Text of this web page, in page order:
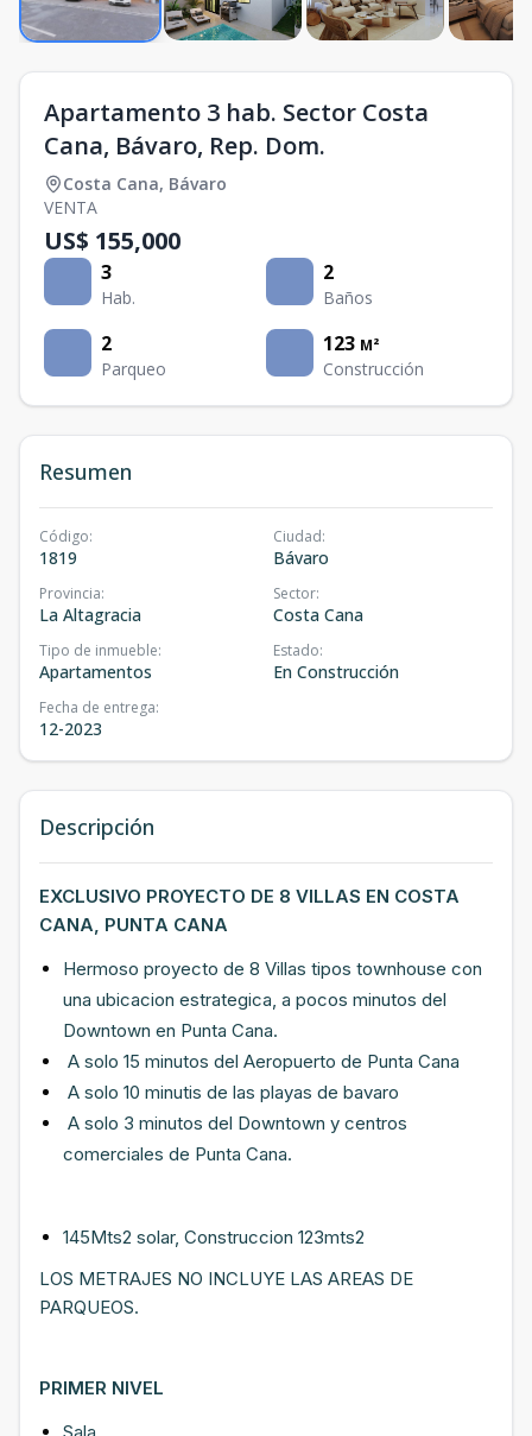
Apartamento 3 hab. Sector Costa
Cana, Bávaro, Rep. Dom.
Costa Cana, Bávaro
VENTA
US$ 155,000
3
Hab.
2
Baños
2
Parqueo
123 M²
Construcción
Resumen
Código:
1819
Ciudad:
Bávaro
Provincia:
La Altagracia
Sector:
Costa Cana
Tipo de inmueble:
Apartamentos
Estado:
En Construcción
Fecha de entrega:
12-2023
Descripción
EXCLUSIVO PROYECTO DE 8 VILLAS EN COSTA
CANA, PUNTA CANA
Hermoso proyecto de 8 Villas tipos townhouse con
una ubicacion estrategica, a pocos minutos del
Downtown en Punta Cana.
A solo 15 minutos del Aeropuerto de Punta Cana
A solo 10 minutis de las playas de bavaro
A solo 3 minutos del Downtown y centros
comerciales de Punta Cana.
145Mts2 solar, Construccion 123mts2
LOS METRAJES NO INCLUYE LAS AREAS DE
PARQUEOS.
PRIMER NIVEL
Sala